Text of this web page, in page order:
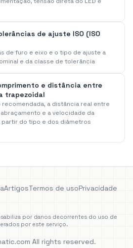
de ajuste ISO (ISO
de furo e eixo e o tipo de ajuste a
e da classe de tolerância
e distância entre
trapezoidal
recomendada, a distância real entre
e a velocidade da
do tipo e dos diâmetros
ArtigosTermos de usoPrivacidade
por danos decorrentes do uso de
por este serviço.
All rights reserved.